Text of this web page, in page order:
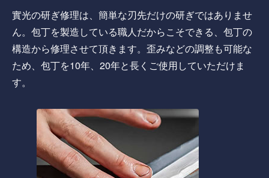
實光の研ぎ修理は、簡単な刃先だけの研ぎではありませ
ん。包丁を製造している職人だからこそできる、包丁の
構造から修理させて頂きます。歪みなどの調整も可能な
ため、包丁を10年、20年と長くご使用していただけま
す。